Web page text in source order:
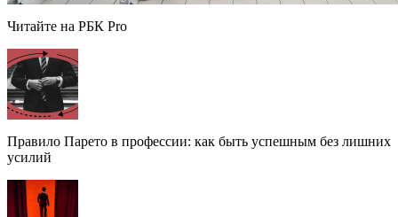
Читайте на РБК Pro
Правило Парето в профессии: как быть успешным без лишних
усилий